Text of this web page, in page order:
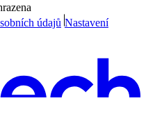
údajů Nastavení